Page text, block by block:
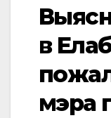
в
мэра